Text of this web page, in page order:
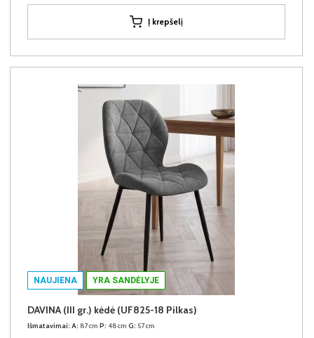
Į krepšelį
NAUJIENA YRA SANDĖLYJE
DAVINA (III gr.) kėdė (UF825-18 Pilkas)
Išmatavimai: A: 87cm P: 48cm G: 57cm